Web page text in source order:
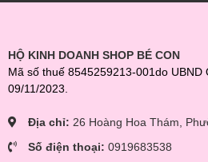
HỘ KINH DOANH SHOP BÉ CON
Mã số thuế 8545259213-001do
09/11/2023.
Địa chỉ: 26 Hoàng Hoa Thám,
Số điện thoại: 0919683538